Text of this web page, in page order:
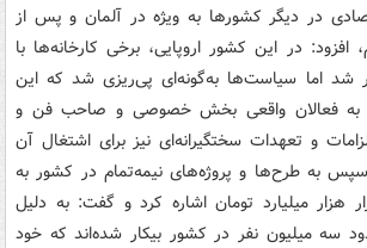
در دیگر کشورها به ویژه در آلمان و پس از
در این کشور اروپایی، برخی کارخانه‌ها با
شد اما سیاست‌ها به‌گونه‌ای پی‌ریزی شد که این
به فعالان واقعی بخش خصوصی و صاحب فن و
و تعهدات سختگیرانه‌ای نیز برای اشتغال آن
به طرح‌ها و پروژه‌های نیمه‌تمام در کشور به
تقریبی ۵/۲ هزار هزار میلیارد تومان اشاره کرد و گفت: به دلیل
سه میلیون نفر در کشور بیکار شده‌اند که خود